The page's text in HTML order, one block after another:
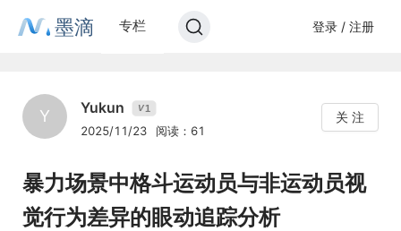
墨滴 专栏 登录 / 注册
Y Yukun V1
2025/11/23 阅读：61
关 注
暴力场景中格斗运动员与非运动员视
觉行为差异的眼动追踪分析